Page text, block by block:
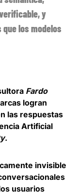
y
los modelos
Fardo
logran
las respuestas
Artificial
.
invisible
usuarios